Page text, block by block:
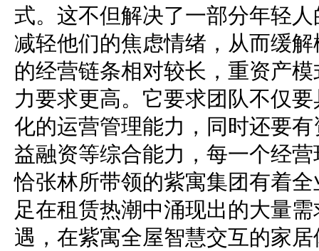
式。这不但解决了一部分年轻
减轻他们的焦虑情绪，从而缓
的经营链条相对较长，重资产
力要求更高。它要求团队不仅
化的运营管理能力，同时还要
益融资等综合能力，每一个经
恰张林所带领的紫寓集团有着
足在租赁热潮中涌现出的大量
遇，在紫寓全屋智慧交互的家